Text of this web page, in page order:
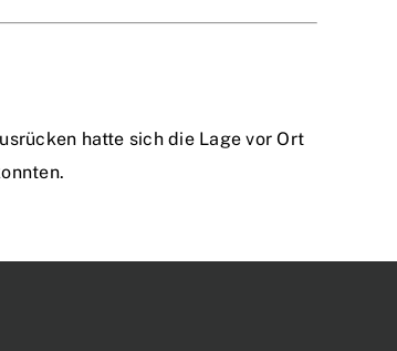
hatte sich die Lage vor Ort